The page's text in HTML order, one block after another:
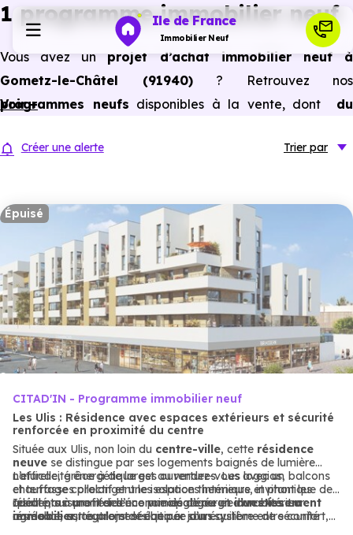
Ile de France
Immobilier Neuf
Programmes neufs
Habiter
Actualités
Ressources
Financer
1 programme immobilier neuf
Vous avez unprojet d’achat immobilier neuf à
Gometz-le-Châtel (91940)? Retrouvez nos
programmes neufs disponibles à la vente, dont
du
frais d’agence.
à Gometz-le-Châtel (91940), vous pouvez aussi
bénéficier des avantages du neuf :PTZ, TVA réduite
dans certains cas, frais de notaire réduits, bonnes
performances énergétiques, garanties constructeur, etc.
Voir +
Créer une alerte Trier par
Épuisé
CITAD'IN - Programme immobilier neuf
Les Ulis : Résidence avec espaces extérieurs et sécurité
renforcée en proximité du centre
Située aux Ulis, non loin du centre-ville, cette résidence
neuve se distingue par ses logements baignés de lumière
naturelle, grâce à de larges ouvertures. Les loggias, balcons
et terrasses prolongent les espaces intérieurs, invitant les
résidents à profiter d’une vue dégagée et d’un extérieur
agréable, surtout lors des beaux jours.
L’efficacité énergétique est au rendez-vous avec un
chauffage collectif et une isolation thermique et phonique de
qualité, assurant des économies d’énergie durables. La
résidence est également équipée d’un système de sécurité
Idéal pour une résidence principale ou uninvestissement
immobilier, ce projet séduit par son équilibre entre confort,